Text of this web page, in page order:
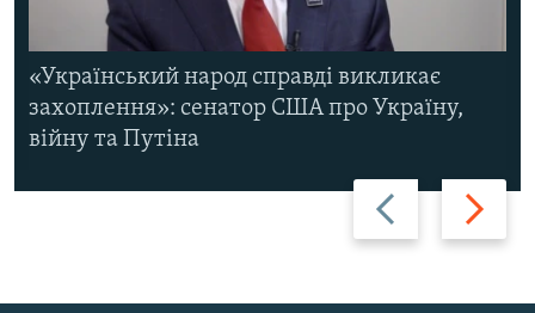
Назад Вперед
«Український народ справді викликає
захоплення»: сенатор США про Україну,
війну та Путіна